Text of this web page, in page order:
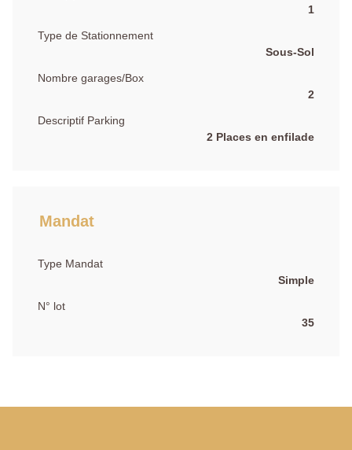
1
Type de Stationnement
Sous-Sol
Nombre garages/Box
2
Descriptif Parking
2 Places en enfilade
Mandat
Type Mandat
Simple
N° lot
35